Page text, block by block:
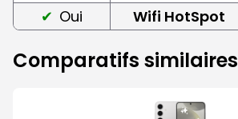
Oui
Wifi HotSpot
Comparatifs similaires